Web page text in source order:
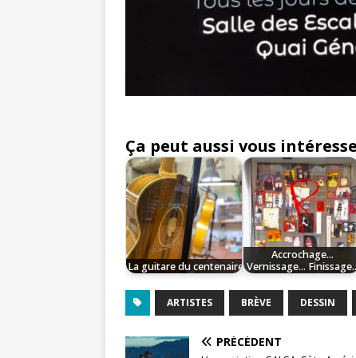
Ça peut aussi vous
La guitare du centenaire
Accrochage...
Vernissage...
ARTISTES BRÈVE DESSIN
PRÉCÉDENT